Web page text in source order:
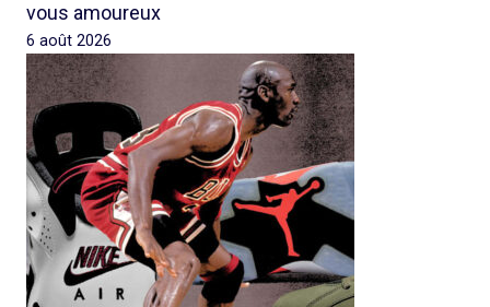
vous amoureux
6 août 2026